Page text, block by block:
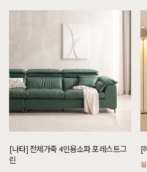
[[위니] 가죽 1인용
7월 25일 경기 안산 이**고객님
7월 25일 경기 안산 이**고
[[헤리티지월넛] 에테
7월 25일 경기 안산 이**고
[[편백] D형
[[블랙라벨매트리스] 기획특별
[나타] 전체가죽 4인용소파 포레스트그
린
[